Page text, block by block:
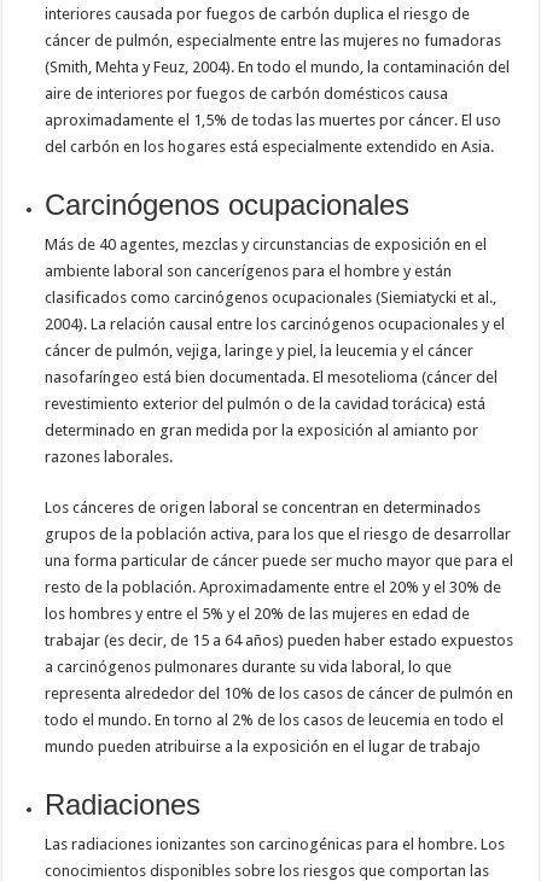
interiores causada por fuegos de carbón duplica el riesgo de
cáncer de pulmón, especialmente entre las mujeres no fumadoras
(Smith, Mehta y Feuz, 2004). En todo el mundo, la contaminación del
aire de interiores por fuegos de carbón domésticos causa
aproximadamente el 1,5% de todas las muertes por cáncer. El uso
del carbón en los hogares está especialmente extendido en Asia.
Carcinógenos ocupacionales
Más de 40 agentes, mezclas y circunstancias de exposición en el
ambiente laboral son cancerígenos para el hombre y están
clasificados como carcinógenos ocupacionales (Siemiatycki et al.,
2004). La relación causal entre los carcinógenos ocupacionales y el
cáncer de pulmón, vejiga, laringe y piel, la leucemia y el cáncer
nasofaríngeo está bien documentada. El mesotelioma (cáncer del
revestimiento exterior del pulmón o de la cavidad torácica) está
determinado en gran medida por la exposición al amianto por
razones laborales.
Los cánceres de origen laboral se concentran en determinados
grupos de la población activa, para los que el riesgo de desarrollar
una forma particular de cáncer puede ser mucho mayor que para el
resto de la población. Aproximadamente entre el 20% y el 30% de
los hombres y entre el 5% y el 20% de las mujeres en edad de
trabajar (es decir, de 15 a 64 años) pueden haber estado expuestos
a carcinógenos pulmonares durante su vida laboral, lo que
representa alrededor del 10% de los casos de cáncer de pulmón en
todo el mundo. En torno al 2% de los casos de leucemia en todo el
mundo pueden atribuirse a la exposición en el lugar de trabajo
Radiaciones
Las radiaciones ionizantes son carcinogénicas para el hombre. Los
conocimientos disponibles sobre los riesgos que comportan las